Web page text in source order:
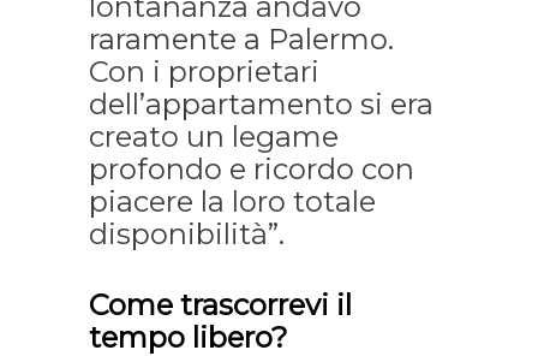
raramente a Palermo.
Con i proprietari
dell’appartamento si era
creato un legame
profondo e ricordo con
piacere la loro totale
disponibilità”.
Come trascorrevi il
tempo libero?